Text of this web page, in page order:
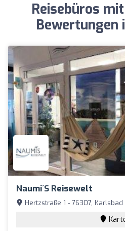
Reisebüros
Bewertungen
Naumi´s Reisewelt
Hertzstraße 1 - 76307, Karlsbad